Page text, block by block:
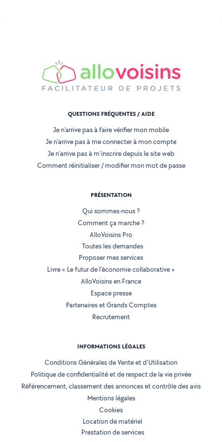
QUESTIONS FRÉQUENTES / AIDE
Je n'arrive pas à faire vérifier mon mobile
Je n'arrive pas à me connecter à mon compte
Je n'arrive pas à m'inscrire depuis le site web
Comment réinitialiser / modifier mon mot de passe
PRÉSENTATION
Qui sommes-nous ?
Comment ça marche ?
AlloVoisins Pro
Toutes les demandes
Proposer mes services
Livre « Le futur de l'économie collaborative »
AlloVoisins en France
Espace presse
Partenaires et Grands Comptes
Recrutement
INFORMATIONS LÉGALES
Conditions Générales de Vente et d'Utilisation
Politique de confidentialité et de respect de la vie privée
Référencement, classement des annonces et contrôle des avis
Mentions légales
Cookies
Location de matériel
Prestation de services